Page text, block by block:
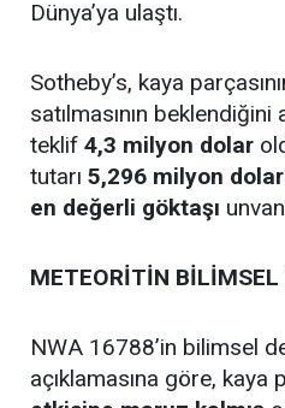
Dünya’ya ulaştı.
Sotheby’s, kaya
satılmasının
teklif 4,3 milyon dolar
tutarı 5,296 milyon
en değerli göktaşı
METEORİTİN BİLİMSEL
NWA 16788’in bilimsel
açıklamasına göre, kaya